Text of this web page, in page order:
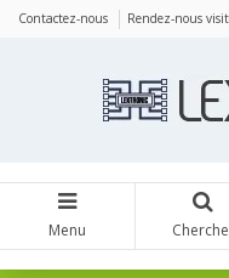
Contactez-nous Rendez-nous
Menu
Panneau de gestion des cookies